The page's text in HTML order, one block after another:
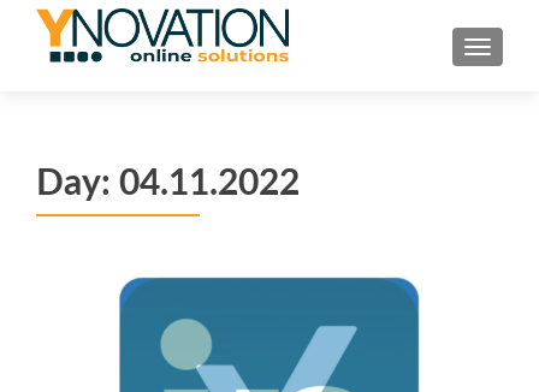
Day: 04.11.2022